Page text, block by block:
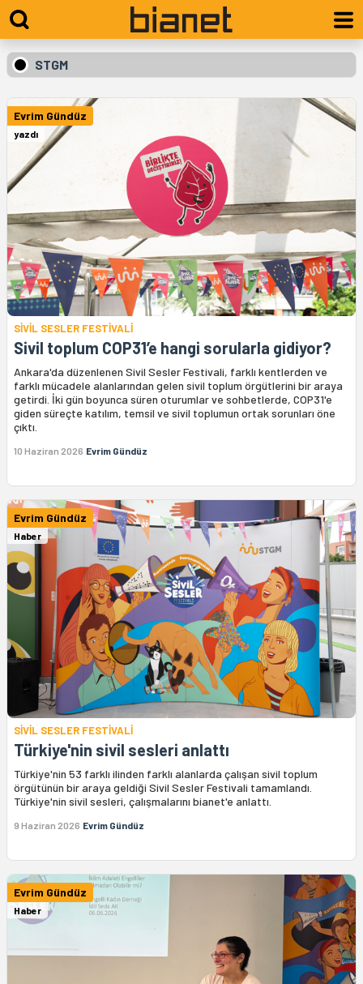
STGM
Evrim Gündüz
yazdı
SİVİL SESLER FESTİVALİ
Sivil toplum COP31’e hangi sorularla gidiyor?
Ankara'da düzenlenen Sivil Sesler Festivali, farklı kentlerden ve
farklı mücadele alanlarından gelen sivil toplum örgütlerini bir araya
getirdi. İki gün boyunca süren oturumlar ve sohbetlerde, COP31'e
giden süreçte katılım, temsil ve sivil toplumun ortak sorunları öne
çıktı.
10 Haziran 2026 Evrim Gündüz
Evrim Gündüz
Haber
SİVİL SESLER FESTİVALİ
Türkiye'nin sivil sesleri anlattı
Türkiye'nin 53 farklı ilinden farklı alanlarda çalışan sivil toplum
örgütünün bir araya geldiği Sivil Sesler Festivali tamamlandı.
Türkiye'nin sivil sesleri, çalışmalarını bianet'e anlattı.
9 Haziran 2026 Evrim Gündüz
Evrim Gündüz
Haber